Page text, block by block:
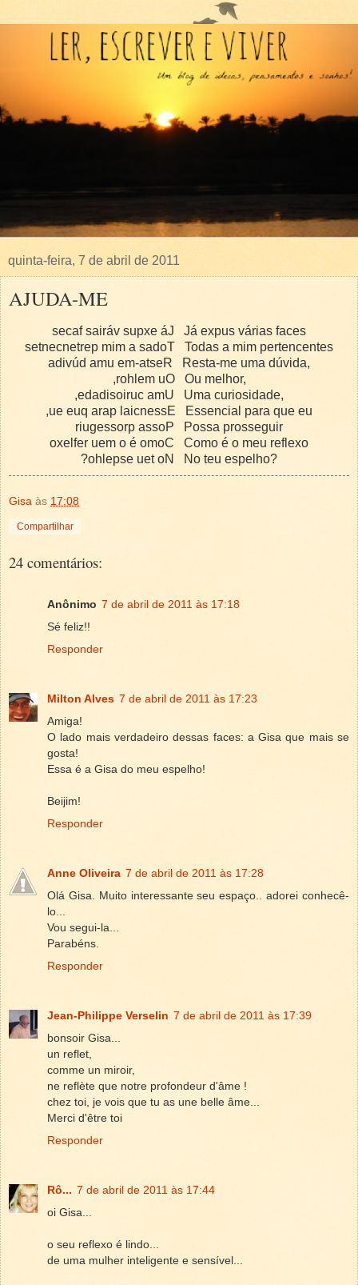
quinta-feira, 7 de abril de 2011
AJUDA-ME
secaf sairáv supxe áJ Já expus várias faces
setnecnetrep mim a sadoT Todas a mim pertencentes
adivúd amu em-atseR Resta-me uma dúvida,
,rohlem uO Ou melhor,
,edadisoiruc amU Uma curiosidade,
,ue euq arap laicnessE Essencial para que eu
riugessorp assoP Possa prosseguir
oxelfer uem o é omoC Como é o meu reflexo
?ohlepse uet oN No teu espelho?
Gisa às 17:08
Compartilhar
24 comentários:
Anônimo 7 de abril de 2011 às 17:18
Sé feliz!!
Responder
Milton Alves 7 de abril de 2011 às 17:23
Amiga!
O lado mais verdadeiro dessas faces: a Gisa que mais se
gosta!
Essa é a Gisa do meu espelho!
Beijim!
Responder
Anne Oliveira 7 de abril de 2011 às 17:28
Olá Gisa. Muito interessante seu espaço.. adorei conhecê-
lo...
Vou segui-la...
Parabéns.
Responder
Jean-Philippe Verselin 7 de abril de 2011 às 17:39
bonsoir Gisa...
un reflet,
comme un miroir,
ne reflète que notre profondeur d'âme !
chez toi, je vois que tu as une belle âme...
Merci d'être toi
Responder
Rô... 7 de abril de 2011 às 17:44
oi Gisa...
o seu reflexo é lindo...
de uma mulher inteligente e sensível...